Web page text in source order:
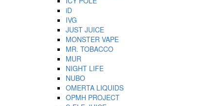
iD
IVG
JUST JUICE
MONSTER VAPE
MR. TOBACCO
MUR
NIGHT LIFE
NUBO
OMERTA LIQUIDS
OPMH PROJECT